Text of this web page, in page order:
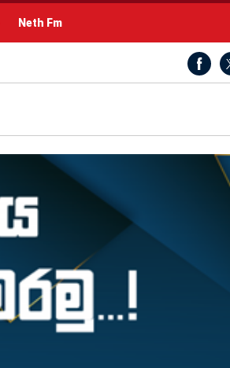
Neth Fm